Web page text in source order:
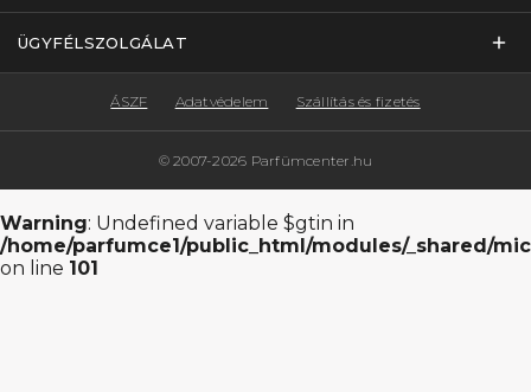
ÜGYFÉLSZOLGÁLAT
© 2007-2026 Parfümcenter.hu
ÁSZF Adatvédelem Szállítás és fizetés
Warning: Undefined variable $gtin in
/home/parfumce1/public_html/modules/_shared/
on line 101